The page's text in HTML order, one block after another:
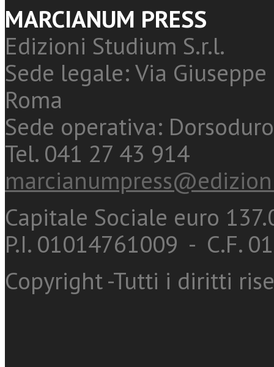
MARCIANUM PRESS
Edizioni Studium S.r.l.
Sede legale: Via
Roma
Sede operativa:
Tel. 041 27 43 914
Capitale Sociale euro
P.I. 01014761009 - C.F.
Copyright -Tutti i diritti